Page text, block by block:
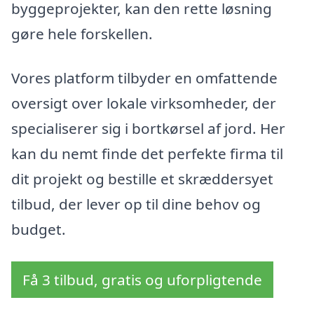
byggeprojekter, kan den rette løsning
gøre hele forskellen.
Vores platform tilbyder en omfattende
oversigt over lokale virksomheder, der
specialiserer sig i bortkørsel af jord. Her
kan du nemt finde det perfekte firma til
dit projekt og bestille et skræddersyet
tilbud, der lever op til dine behov og
budget.
Få 3 tilbud, gratis og uforpligtende